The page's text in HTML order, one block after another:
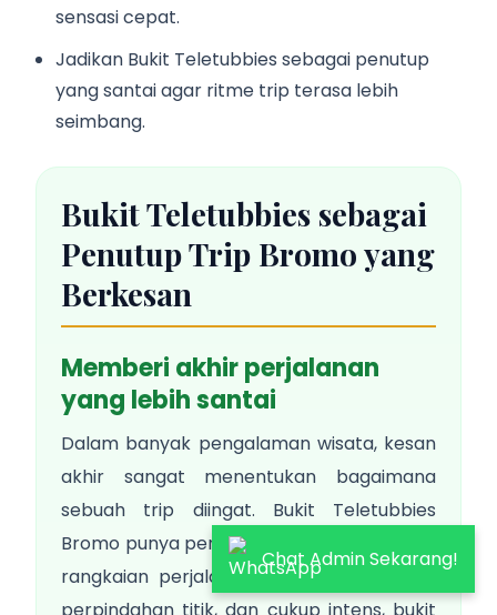
sensasi cepat.
Jadikan Bukit Teletubbies sebagai penutup
yang santai agar ritme trip terasa lebih
seimbang.
Bukit Teletubbies sebagai
Penutup Trip Bromo yang
Berkesan
Memberi akhir perjalanan
yang lebih santai
Dalam banyak pengalaman wisata, kesan
akhir sangat menentukan bagaimana
sebuah trip diingat. Bukit Teletubbies
Bromo punya peran penting di sini. Setelah
rangkaian perjalanan yang padat, penuh
perpindahan titik, dan cukup intens, bukit
Chat Admin Sekarang!